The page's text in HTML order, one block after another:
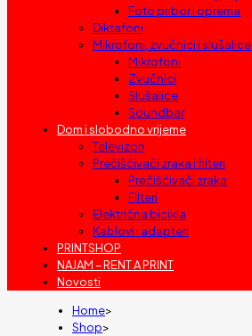
Foto pribor i oprema
Diktafoni
Mikrofoni, zvučnici i slušalice
Mikrofoni
Zvučnici
Slušalice
Soundbar
Dom i slobodno vrijeme
Televizori
Prečišćivači zraka i filteri
Prečišćivači zraka
Filteri
Električna bicikla
Kablovi i adapteri
PRINTSHOP
NAJAM – RENT A PRINT
Novosti
Home>
Shop>